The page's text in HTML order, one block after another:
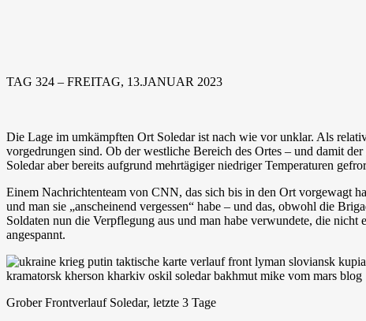
TAG 324 – FREITAG, 13.JANUAR 2023
Die Lage im umkämpften Ort Soledar ist nach wie vor unklar. Als
vorgedrungen sind. Ob der westliche Bereich des Ortes – und damit
Soledar aber bereits aufgrund mehrtägiger niedriger Temperaturen
Einem Nachrichtenteam von CNN, das sich bis in den Ort vorgewagt
und man sie „anscheinend vergessen“ habe – und das, obwohl die
Soldaten nun die Verpflegung aus und man habe verwundete, die
angespannt.
Grober Frontverlauf Soledar, letzte 3 Tage